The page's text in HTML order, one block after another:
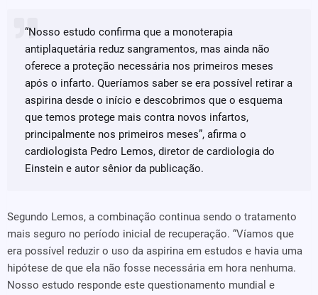
“Nosso estudo confirma que a monoterapia
antiplaquetária reduz sangramentos, mas ainda não
oferece a proteção necessária nos primeiros meses
após o infarto. Queríamos saber se era possível retirar a
aspirina desde o início e descobrimos que o esquema
que temos protege mais contra novos infartos,
principalmente nos primeiros meses”, afirma o
cardiologista Pedro Lemos, diretor de cardiologia do
Einstein e autor sênior da publicação.
Segundo Lemos, a combinação continua sendo o tratamento
mais seguro no período inicial de recuperação. “Víamos que
era possível reduzir o uso da aspirina em estudos e havia uma
hipótese de que ela não fosse necessária em hora nenhuma.
Nosso estudo responde este questionamento mundial e